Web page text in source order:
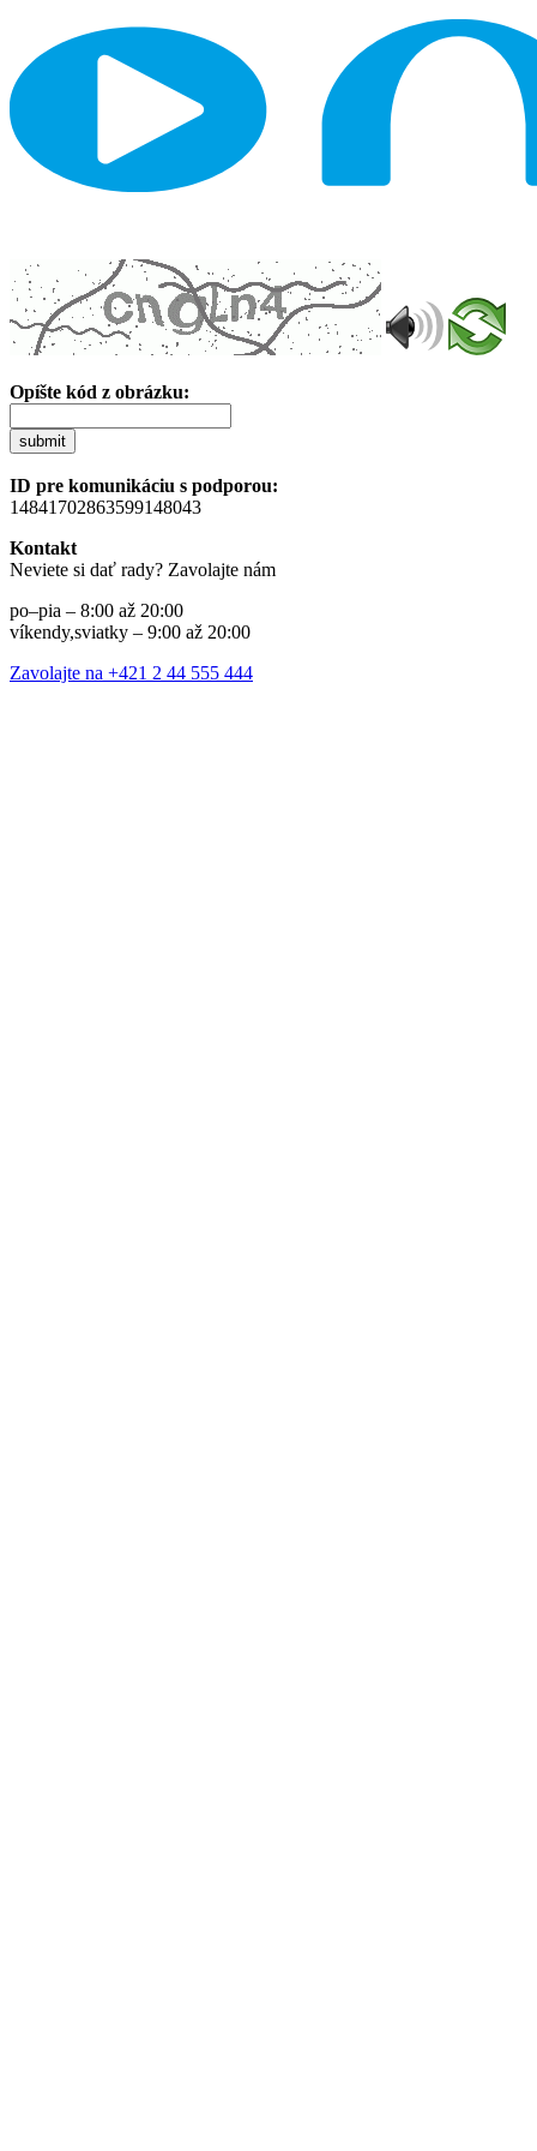
Opíšte kód z obrázku:
submit
ID pre komunikáciu s podporou:
14841702863599148043
Kontakt
Neviete si dať rady? Zavolajte nám
po–pia – 8:00 až 20:00
víkendy,sviatky – 9:00 až 20:00
Zavolajte na +421 2 44 555 444